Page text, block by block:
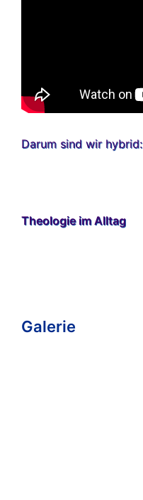
Darum sind wir hybrid:
Theologie im Alltag
Galerie